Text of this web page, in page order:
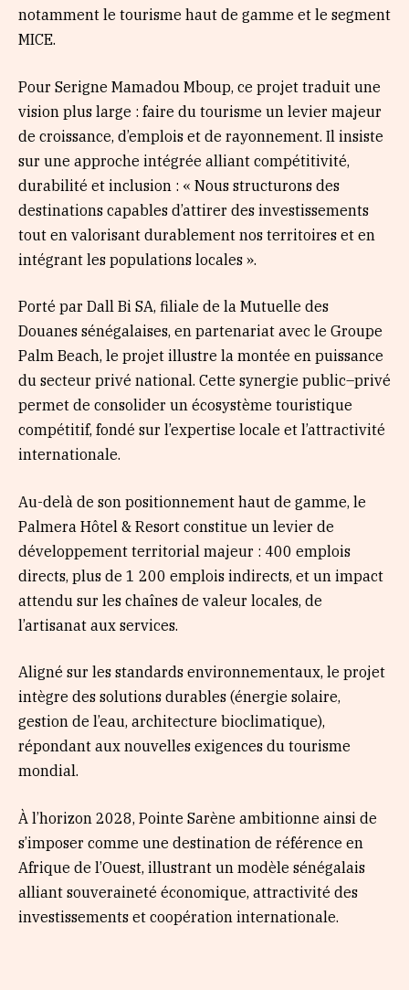
notamment le tourisme haut de gamme et le segment
MICE.
Pour Serigne Mamadou Mboup, ce projet traduit une
vision plus large : faire du tourisme un levier majeur
de croissance, d’emplois et de rayonnement. Il insiste
sur une approche intégrée alliant compétitivité,
durabilité et inclusion : « Nous structurons des
destinations capables d’attirer des investissements
tout en valorisant durablement nos territoires et en
intégrant les populations locales ».
Porté par Dall Bi SA, filiale de la Mutuelle des
Douanes sénégalaises, en partenariat avec le Groupe
Palm Beach, le projet illustre la montée en puissance
du secteur privé national. Cette synergie public–privé
permet de consolider un écosystème touristique
compétitif, fondé sur l’expertise locale et l’attractivité
internationale.
Au-delà de son positionnement haut de gamme, le
Palmera Hôtel & Resort constitue un levier de
développement territorial majeur : 400 emplois
directs, plus de 1 200 emplois indirects, et un impact
attendu sur les chaînes de valeur locales, de
l’artisanat aux services.
Aligné sur les standards environnementaux, le projet
intègre des solutions durables (énergie solaire,
gestion de l’eau, architecture bioclimatique),
répondant aux nouvelles exigences du tourisme
mondial.
À l’horizon 2028, Pointe Sarène ambitionne ainsi de
s’imposer comme une destination de référence en
Afrique de l’Ouest, illustrant un modèle sénégalais
alliant souveraineté économique, attractivité des
investissements et coopération internationale.